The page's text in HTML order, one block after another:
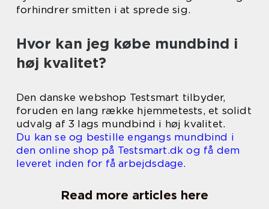
forhindrer smitten i at sprede sig.
Hvor kan jeg købe mundbind i
høj kvalitet?
Den danske webshop Testsmart tilbyder,
foruden en lang række hjemmetests, et solidt
udvalg af 3 lags mundbind i høj kvalitet.
Du kan se og bestille engangs mundbind i
den online shop på Testsmart.dk og få dem
leveret inden for få arbejdsdage.
Read more articles here